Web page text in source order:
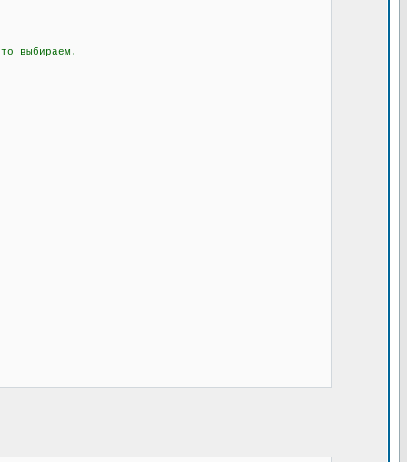
выбираем.